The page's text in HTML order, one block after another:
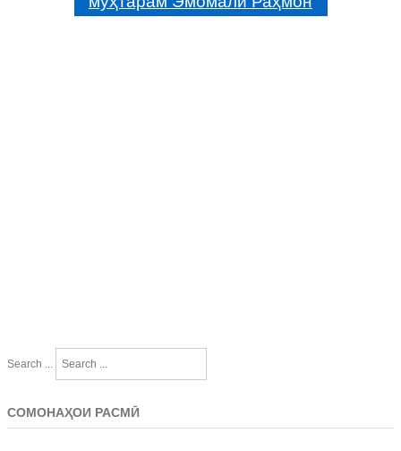
Search ...
СОМОНАҲОИ РАСМӢ